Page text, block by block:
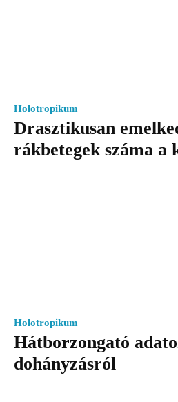
Holotropikum
Drasztikusan
rákbetegek száma a
Holotropikum
Hátborzongató
dohányzásról